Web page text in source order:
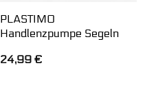
PLASTIMO
Handlenzpumpe Segeln
24,99 €